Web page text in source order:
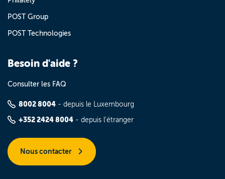
POST Group
POST Technologies
Besoin d'aide ?
Consulter les FAQ
8002 8004 - depuis le Luxembourg
+352 2424 8004 - depuis l'étranger
Nous contacter